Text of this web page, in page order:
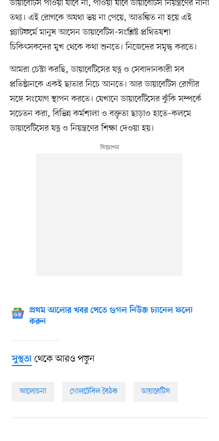
ডায়াবেটিস পাওয়া যাবে না, পাওয়া যাবে ডায়াবেটিস নিয়ন্ত্রণের নানা
তথ্য। এই রোগকে অযথা ভয় না পেয়ে, আতঙ্কিত না হয়ে এই
প্ল্যাটফর্মে মানুষ আসেন ডায়াবেটিস–সংশ্লিষ্ট প্রথিতযশা
চিকিৎসকদের মুখ থেকে কথা শুনতে। নিজেদের সমৃদ্ধ করতে।
আমরা চেস্টা করছি, ডায়াবেটিসের যত্ন ও সেবাদানকারী সব
প্রতিষ্ঠানকে একই ছাতার নিচে আনতে। আর ডায়াবেটিস রোগীর
সঙ্গে সংযোগ স্থাপন করতে। যেখানে ডায়াবেটিসের ঝুঁকি সম্পর্কে
সচেতন করা, বিভিন্ন কর্মশালা ও বক্তৃতা ছাড়াও হাতে–কলমে
ডায়াবেটিসের যত্ন ও নিয়ন্ত্রণের শিক্ষা দেওয়া হয়।
প্রথম আলোর খবর পেতে গুগল নিউজ চ্যানেল ফলো
করুন
সুস্থতাথেকে আরও পড়ুন
আলোচনা গোলটেবিল বৈঠক ডায়াবেটিস